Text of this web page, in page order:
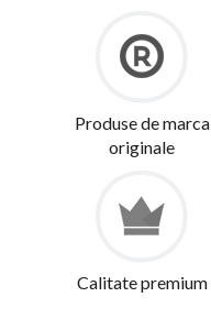
Produse de marca
originale
Calitate premium